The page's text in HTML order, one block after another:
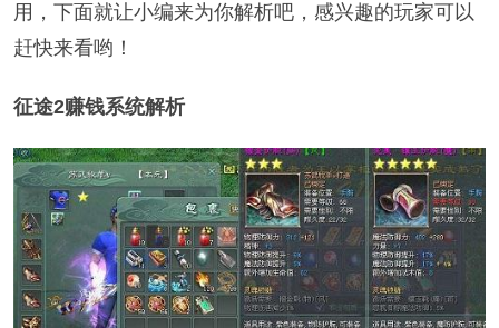
用，下面就让小编来为你解析吧，感兴趣的玩家可以
赶快来看哟！
征途2赚钱系统解析